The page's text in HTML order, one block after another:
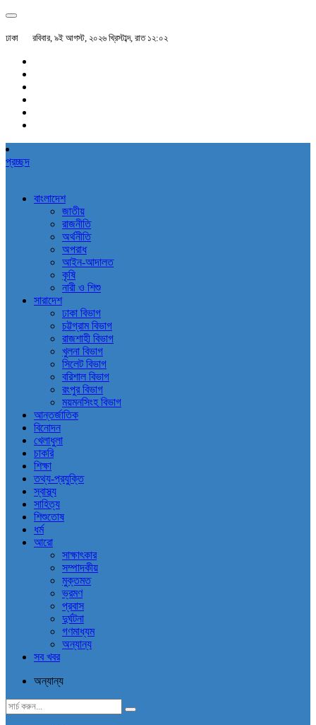
ঢাকা রবিবার, ৯ই আগস্ট, ২০২৬ খ্রিস্টাব্দ, রাত ১২:০২
প্রচ্ছদ
বাংলাদেশ
জাতীয়
রাজনীতি
অর্থনীতি
অপরাধ
আইন-আদালত
কৃষি
নারী ও শিশু
সারাদেশ
ঢাকা বিভাগ
চট্টগ্রাম বিভাগ
রাজশাহী বিভাগ
খুলনা বিভাগ
সিলেট বিভাগ
বরিশাল বিভাগ
রংপুর বিভাগ
ময়মনসিংহ বিভাগ
আন্তর্জাতিক
বিনোদন
খেলাধুলা
চাকরি
শিক্ষা
তথ্য-প্রযুক্তি
স্বাস্থ্য
সাহিত্য
শিশুতোষ
ধর্ম
আরো
সাক্ষাৎকার
সম্পাদকীয়
মুক্তমত
ভ্রমণ
প্রবাস
দুর্ঘটনা
গণমাধ্যম
অন্যান্য
সব খবর
অন্যান্য